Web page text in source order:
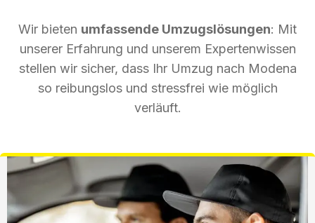
Wir bieten umfassende Umzugslösungen: Mit
unserer Erfahrung und unserem Expertenwissen
stellen wir sicher, dass Ihr Umzug nach Modena
so reibungslos und stressfrei wie möglich
verläuft.